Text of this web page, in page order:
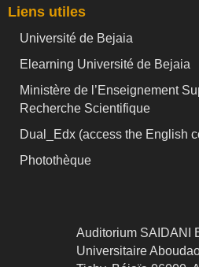
Liens utiles
Université de Bejaia
Elearning Université de Bejaia
Ministère de l’Enseignement
Recherche Scientifique
Dual_Edx (access the English
Photothèque
Auditorium SAIDANI
Universitaire